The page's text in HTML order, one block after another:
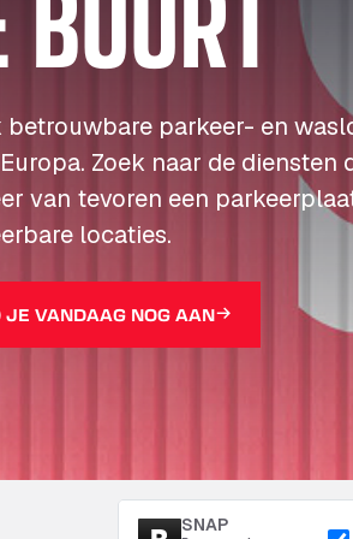
betrouwbare parkeer- en
Zoek naar de diensten
van tevoren een
locaties.
JE VANDAAG NOG AAN
SNAP